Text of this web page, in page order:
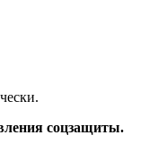
соцзащиты.